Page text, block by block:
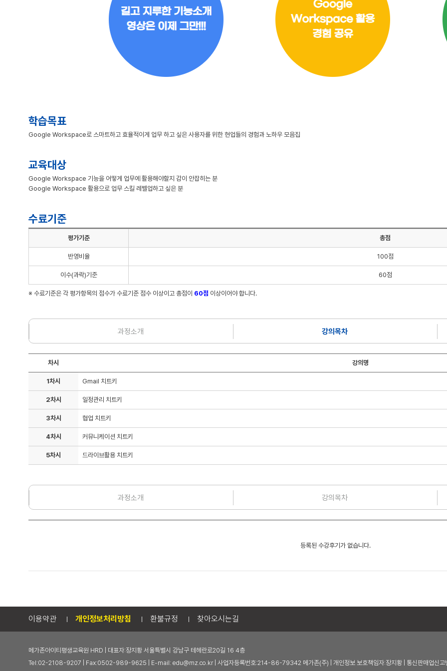
학습목표
Google Workspace로 스마트하고 효율적이게 업무 하고 싶은 사용자를 위한 현업들의 경험과 노하우 모음집
교육대상
Google Workspace 기능을 어떻게 업무에 활용해야할지 감이 안잡히는 분
Google Workspace 활용으로 업무 스킬 레벨업하고 싶은 분
수료기준
평가기준 총점
반영비율 100점
이수(과락)기준 60점
※ 수료기준은 각 평가항목의 점수가 수료기준 점수 이상이고 총점이 60점 이상이어야 합니다.
과정소개 강의목차
차시 강의명
1차시 Gmail 치트키
2차시 일정관리 치트키
3차시 협업 치트키
4차시 커뮤니케이션 치트키
5차시 드라이브활용 치트키
과정소개 강의목차
이용약관 개인정보처리방침 환불규정 찾아오시는길
메가존아이티평생교육원 HRD | 대표자:장지황 서울특별시 강남구 테헤란로20길 16 4층
Tel:02-2108-9207 | Fax:0502-989-9625 | E-mail: edu@mz.co.kr | 사업자등록번호:214-86-79342 메가존(주) | 개인정보 보호책임자:장지황 | 통신판매업신